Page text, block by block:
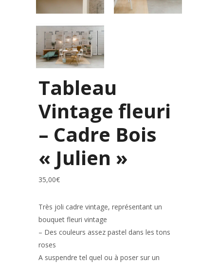
Tableau
Vintage fleuri
– Cadre Bois
« Julien »
35,00€
Très joli cadre vintage, représentant un
bouquet fleuri vintage
– Des couleurs assez pastel dans les tons
roses
A suspendre tel quel ou à poser sur un